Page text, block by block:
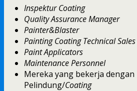
Inspektur Coating
Quality Assurance Manager
Painter&Blaster
Painting Coating Technical
Paint Applicators
Maintenance Personnel
Mereka yang bekerja dengan
Pelindung/Coating